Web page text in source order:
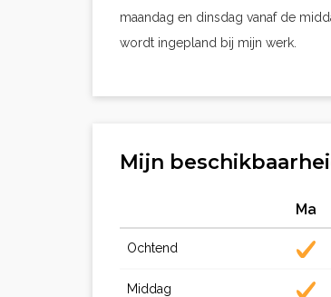
maandag en dinsdag vanaf de
wordt ingepland bij mijn werk.
Mijn
Ma
Ochtend
Middag